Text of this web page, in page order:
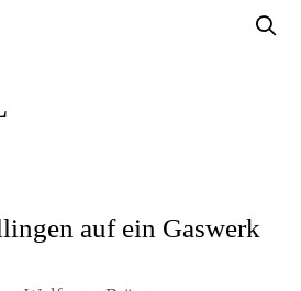
auf ein Gaswerk